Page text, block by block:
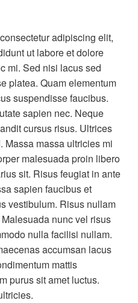
adipiscing elit,
ut labore et dolore
mi. Sed nisi lacus sed
platea. Quam elementum
suspendisse faucibus.
sapien nec. Neque
cursus risus. Ultrices
Massa massa ultricies mi
malesuada proin libero
sit. Risus feugiat in ante
sapien faucibus et
vestibulum. Risus nullam
nunc vel risus
nulla facilisi nullam.
accumsan lacus
mattis
purus sit amet luctus.